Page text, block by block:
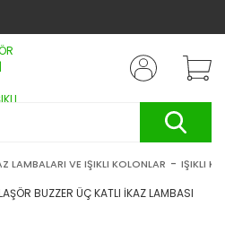
LAMBALARI VE IŞIKLI KOLONLAR IŞIKLI